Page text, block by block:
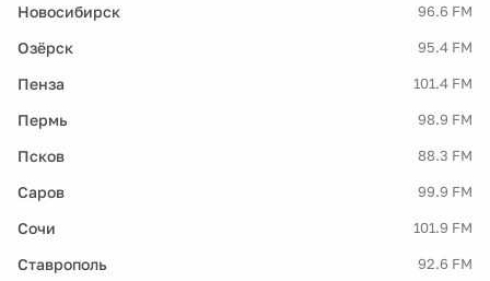
Новосибирск 96.6 FM
Озёрск 95.4 FM
Пенза 101.4 FM
Пермь 98.9 FM
Псков 88.3 FM
Саров 99.9 FM
Сочи 101.9 FM
Ставрополь 92.6 FM